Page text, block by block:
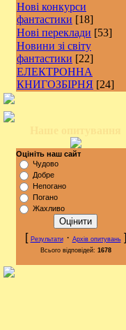
Нові конкурси
фантастики [18]
Нові переклади [53]
Новини зі світу
фантастики [22]
ЕЛЕКТРОННА
КНИГОЗБІРНЯ [24]
Оцініть наш сайт
Чудово
Добре
Непогано
Погано
Жахливо
[ Результати· Архів опитувань]
Всього відповідей: 1678